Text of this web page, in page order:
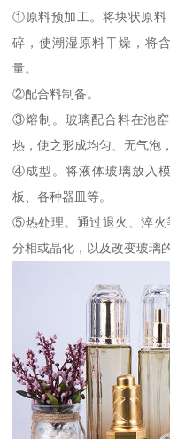
①原料预加工。将块状原料
碎，使潮湿原料干燥，将
量。
②配合料制备。
③熔制。玻璃配合料在池窑
热，使之形成均匀、无气泡
④成型。将液体玻璃放入
板、各种器皿等。
⑤热处理。通过退火、淬火
分相或晶化，以及改变玻璃